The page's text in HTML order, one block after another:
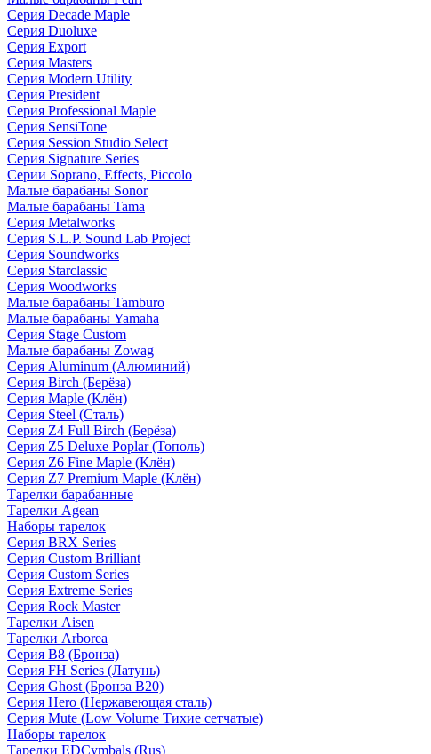
Серия Decade Maple
Серия Duoluxe
Серия Export
Серия Masters
Серия Modern Utility
Серия President
Серия Professional Maple
Серия SensiTone
Серия Session Studio Select
Серия Signature Series
Серии Soprano, Effects, Piccolo
Малые барабаны Sonor
Малые барабаны Tama
Серия Metalworks
Серия S.L.P. Sound Lab Project
Серия Soundworks
Серия Starclassic
Серия Woodworks
Малые барабаны Tamburo
Малые барабаны Yamaha
Серия Stage Custom
Малые барабаны Zowag
Серия Aluminum (Алюминий)
Серия Birch (Берёза)
Серия Maple (Клён)
Серия Steel (Сталь)
Серия Z4 Full Birch (Берёза)
Серия Z5 Deluxe Poplar (Тополь)
Серия Z6 Fine Maple (Клён)
Серия Z7 Premium Maple (Клён)
Тарелки барабанные
Тарелки Agean
Наборы тарелок
Серия BRX Series
Серия Custom Brilliant
Серия Custom Series
Серия Extreme Series
Серия Rock Master
Тарелки Aisen
Тарелки Arborea
Серия B8 (Бронза)
Серия FH Series (Латунь)
Серия Ghost (Бронза B20)
Серия Hero (Нержавеющая сталь)
Серия Mute (Low Volume Тихие сетчатые)
Наборы тарелок
Тарелки EDCymbals (Rus)